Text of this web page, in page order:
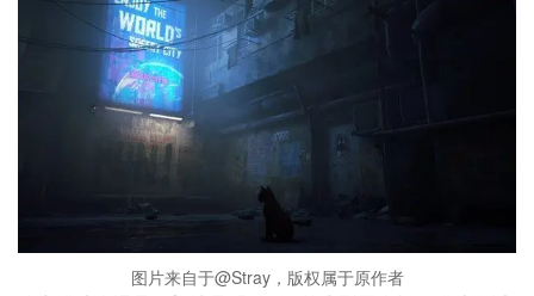
图片来自于@Stray，版权属于原作者